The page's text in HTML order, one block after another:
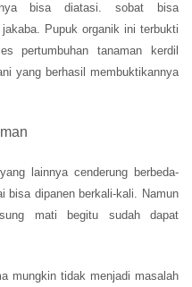
bisa diatasi. sobat bisa
Pupuk organik ini terbukti
pertumbuhan tanaman kerdil
yang berhasil membuktikannya
lainnya cenderung berbeda-
bisa dipanen berkali-kali. Namun
mati begitu sudah dapat
mungkin tidak menjadi masalah